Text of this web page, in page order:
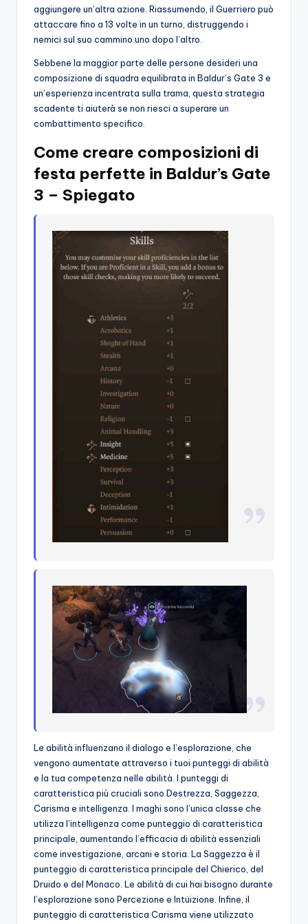
aggiungere un’altra azione. Riassumendo, il Guerriero può
attaccare fino a 13 volte in un turno, distruggendo i
nemici sul suo cammino uno dopo l’altro.
Sebbene la maggior parte delle persone desideri una
composizione di squadra equilibrata in Baldur’s Gate 3 e
un’esperienza incentrata sulla trama, questa strategia
scadente ti aiuterà se non riesci a superare un
combattimento specifico.
Come creare composizioni di
festa perfette in Baldur’s Gate
3 – Spiegato
Le abilità influenzano il dialogo e l’esplorazione, che
vengono aumentate attraverso i tuoi punteggi di abilità
e la tua competenza nelle abilità. I punteggi di
caratteristica più cruciali sono Destrezza, Saggezza,
Carisma e intelligenza. I maghi sono l’unica classe che
utilizza l’intelligenza come punteggio di caratteristica
principale, aumentando l’efficacia di abilità essenziali
come investigazione, arcani e storia. La Saggezza è il
punteggio di caratteristica principale del Chierico, del
Druido e del Monaco. Le abilità di cui hai bisogno durante
l’esplorazione sono Percezione e Intuizione. Infine, il
punteggio di caratteristica Carisma viene utilizzato